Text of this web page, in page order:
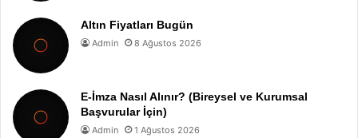
Altın Fiyatları Bugün
Admin 8 Ağustos 2026
E-İmza Nasıl Alınır? (Bireysel ve Kurumsal
Başvurular İçin)
Admin 1 Ağustos 2026